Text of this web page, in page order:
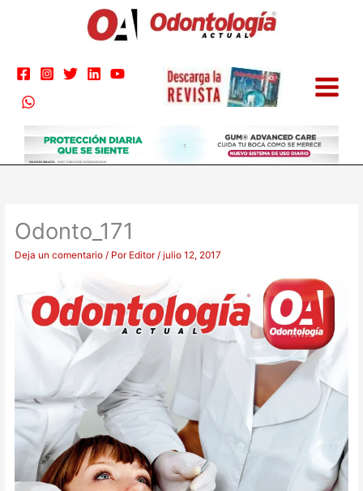
Odonto_171
Deja un comentario / Por Editor/julio 12, 2017